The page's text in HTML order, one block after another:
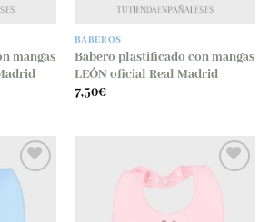
mangas
BABEROS
Babero plastificado con mangas
LEÓN oficial Real Madrid
7,50€